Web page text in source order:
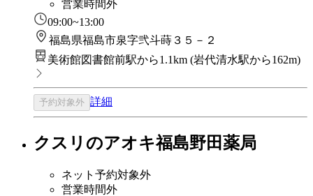
営業時間外
09:00~13:00
福島県福島市泉字弐斗蒔３５－２
美術館図書館前駅から1.1km (岩代清水駅から162m)
予約対象外 詳細
クスリのアオキ福島野田薬局
ネット予約対象外
営業時間外